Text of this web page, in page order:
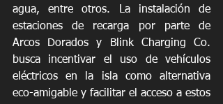
agua, entre otros. La instalación de
estaciones de recarga por parte de
Arcos Dorados y Blink Charging Co.
busca incentivar el uso de vehículos
eléctricos en la isla como alternativa
eco-amigable y facilitar el acceso a estos